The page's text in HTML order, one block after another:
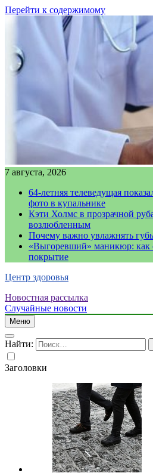
Перейти к содержимому
7 августа, 2026
64-летняя телеведущая
фото в купальнике
Кэти Холмс в прозрачной
возлюбленным
Почему важно увлажнять
«Выгоревший» маникюр: как
покрытие
Центр здоровья
Новостная рассылка
Случайные новости
Меню
Найти:
Заголовки